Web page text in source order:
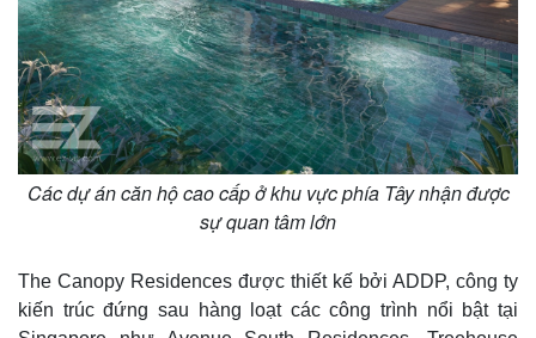
Tin nóng
Tư vấn luật
Quân sự - Quốc phòng
Việt Nam
Phân tích
Các dự án căn hộ cao cấp ở khu vực phía Tây nhận được
sự quan tâm lớn
The Canopy Residences được thiết kế bởi ADDP, công ty
kiến trúc đứng sau hàng loạt các công trình nổi bật tại